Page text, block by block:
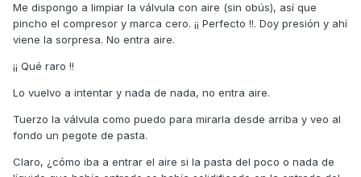
Me dispongo a limpiar la válvula con aire (sin obús), así que
pincho el compresor y marca cero. ¡¡ Perfecto !!. Doy presión y ahí
viene la sorpresa. No entra aire.
¡¡ Qué raro !!
Lo vuelvo a intentar y nada de nada, no entra aire.
Tuerzo la válvula como puedo para mirarla desde arriba y veo al
fondo un pegote de pasta.
Claro, ¿cómo iba a entrar el aire si la pasta del poco o nada de